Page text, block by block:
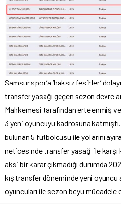
Samsunspor’a ‘haksız fesihler’
transfer yasağı geçen sezon devre
Mahkemesi tarafından ertelenmiş
3 yeni oyuncuyu kadrosuna
bulunan 5 futbolcusu ile yollarını
neticesinde transfer yasağı ile karşı
aksi bir karar çıkmadığı durumda
kış transfer döneminde yeni
oyuncuları ile sezon boyu mücadele